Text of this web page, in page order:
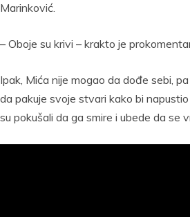
Marinković.
– Oboje su krivi – krakto je
Ipak, Mića nije mogao da dođe sebi,
da pakuje svoje stvari kako bi napustio
su pokušali da ga smire i ubede da se